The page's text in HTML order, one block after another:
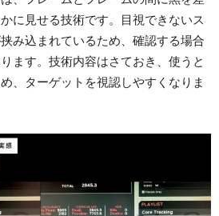
に見せる技術です。目視できないス
み込まれているため、確認する場合
ます。技術内容はさておき、使うと
、ターゲットを視認しやすくなりま